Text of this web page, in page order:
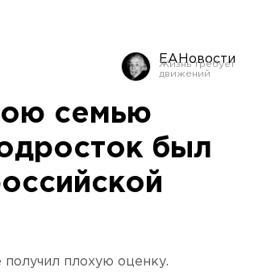
ЕАНовости
семью
был
плохую оценку.